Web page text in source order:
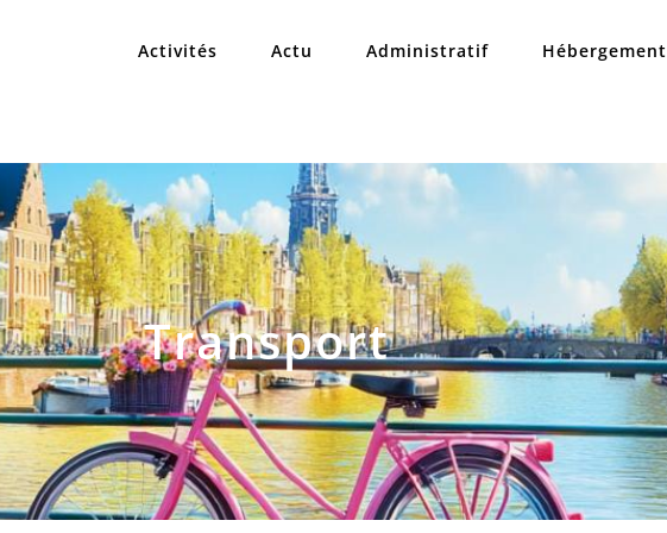
Activités Actu Administratif Hébergement
Transport